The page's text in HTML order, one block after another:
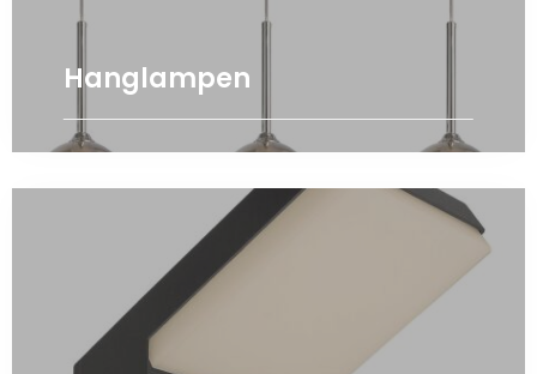
Hanglampen